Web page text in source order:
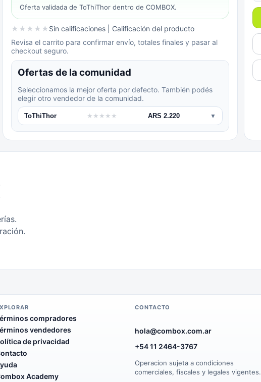
Oferta validada de ToThiThordentro de COMBOX.
★ ★ ★ ★ ★Sin calificaciones| Calificación del producto
Revisa el carrito para confirmar envío, totales finales y pasar al
checkout seguro.
Ofertas de la comunidad
Seleccionamos la mejor oferta por defecto. También podés
elegir otro vendedor de la comunidad.
ToThiThor ★ ★ ★ ★ ★ ARS 2.220 ▼
compradores
vendedores
de privacidad
Academy
CONTACTO
hola@combox.com.ar
+54 11 2464-3767
Operacion sujeta a condiciones
comerciales, fiscales y legales vigentes.